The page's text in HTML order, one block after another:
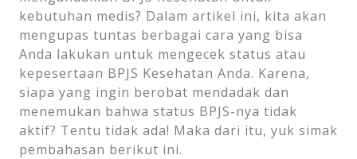
kebutuhan medis? Dalam artikel ini, kita akan
mengupas tuntas berbagai cara yang bisa
Anda lakukan untuk mengecek status atau
kepesertaan BPJS Kesehatan Anda. Karena,
siapa yang ingin berobat mendadak dan
menemukan bahwa status BPJS-nya tidak
aktif? Tentu tidak ada! Maka dari itu, yuk simak
pembahasan berikut ini.